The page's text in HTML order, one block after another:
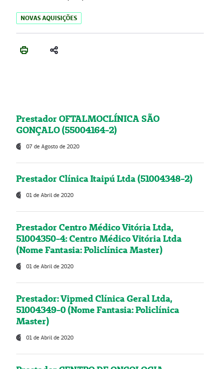
NOVAS AQUISIÇÕES
Prestador OFTALMOCLÍNICA SÃO
GONÇALO (55004164-2)
07 de Agosto de 2020
Prestador Clínica Itaipú Ltda (51004348-2)
01 de Abril de 2020
Prestador Centro Médico Vitória Ltda,
51004350-4: Centro Médico Vitória Ltda
(Nome Fantasia: Policlínica Master)
01 de Abril de 2020
Prestador: Vipmed Clínica Geral Ltda,
51004349-0 (Nome Fantasia: Policlínica
Master)
01 de Abril de 2020